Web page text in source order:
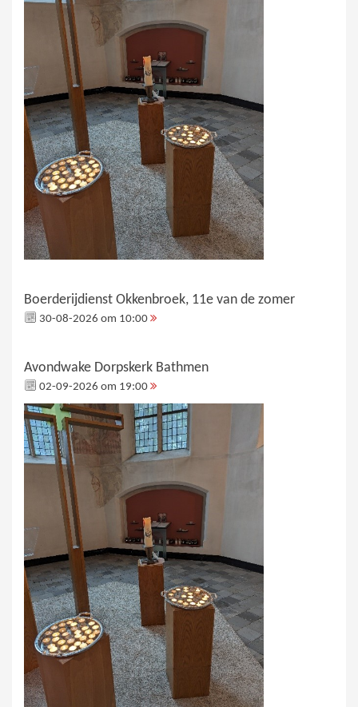
Boerderijdienst Okkenbroek, 11e van de zomer
30-08-2026 om 10:00
Avondwake Dorpskerk Bathmen
02-09-2026 om 19:00